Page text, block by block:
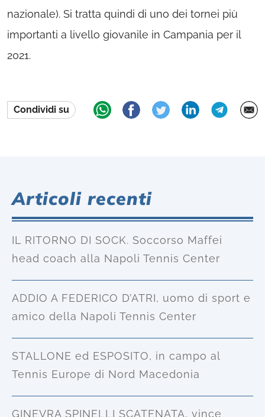
nazionale). Si tratta quindi di uno dei tornei più
importanti a livello giovanile in Campania per il
2021.
Condividi su
Articoli recenti
IL RITORNO DI SOCK. Soccorso Maffei
head coach alla Napoli Tennis Center
ADDIO A FEDERICO D’ATRI, uomo di sport e
amico della Napoli Tennis Center
STALLONE ed ESPOSITO, in campo al
Tennis Europe di Nord Macedonia
GINEVRA SPINELLI SCATENATA, vince